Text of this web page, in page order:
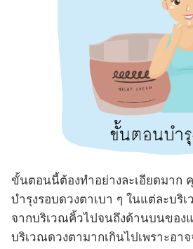
ขั้นตอนนี้ต้องทำอย่างละเอียดมาก
บำรุงรอบดวงตาเบา ๆ ในแต่ละบริ
จากบริเวณคิ้วไปจนถึงด้านบนของ
บริเวณดวงตามากเกินไปเพราะอาจ